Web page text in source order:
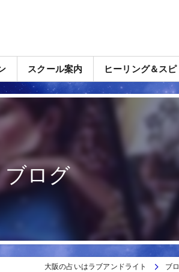
スクール案内 ヒーリング＆ス
ブログ
大阪の占いはラブアンドライト ブ